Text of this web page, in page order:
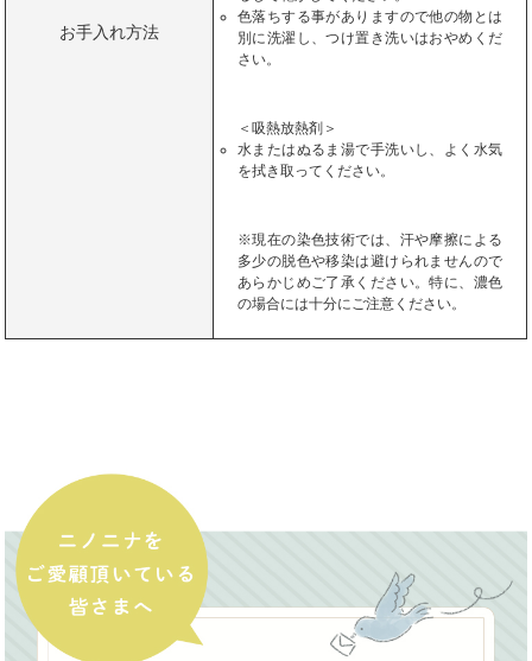
お手入れ方法
色落ちする事がありますので他の物とは
別に洗濯し、つけ置き洗いはおやめくだ
さい。
＜吸熱放熱剤＞
水またはぬるま湯で手洗いし、よく水気
を拭き取ってください。
※現在の染色技術では、汗や摩擦による
多少の脱色や移染は避けられませんので
あらかじめご了承ください。特に、濃色
の場合には十分にご注意ください。